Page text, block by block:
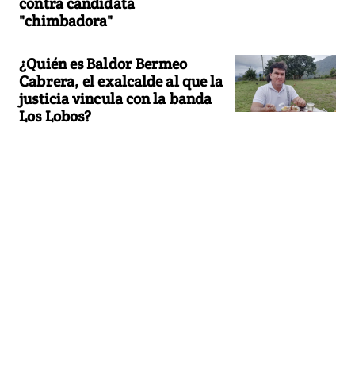
"chimbadora"
¿Quién es Baldor Bermeo
Cabrera, el exalcalde al que la
justicia vincula con la banda
Los Lobos?